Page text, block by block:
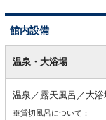
館内設備
内温泉・大浴場
温泉／露天風呂／大浴
※貸切風呂について：